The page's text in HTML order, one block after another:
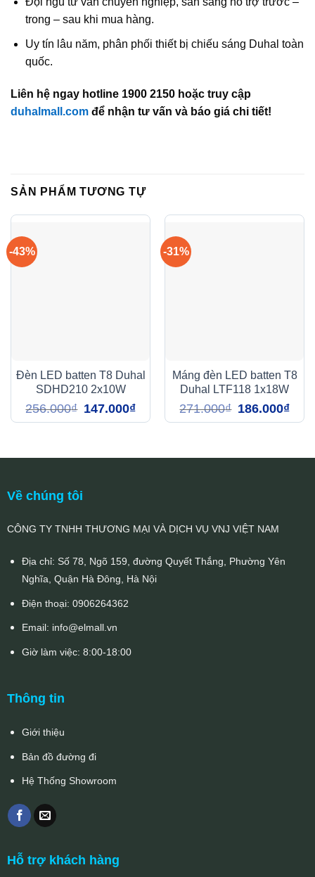
trong – sau khi mua hàng.
Uy tín lâu năm, phân phối thiết bị chiếu sáng Duhal toàn
quốc.
Liên hệ ngay hotline 1900 2150 hoặc truy cập
duhalmall.com để nhận tư vấn và báo giá chi tiết!
SẢN PHẨM TƯƠNG TỰ
-43%
Đèn LED batten T8 Duhal
SDHD210 2x10W
256.000₫
Giá
gốc
là:
147.000₫Giá
tại
-31%
Máng đèn LED batten T8
Duhal LTF118 1x18W
271.000₫
Giá
gốc
là:
186.000₫Giá
tại
Về chúng tôi
CÔNG TY TNHH THƯƠNG MẠI VÀ DỊCH VỤ VNJ VIỆT NAM
Địa chỉ: Số 78, Ngõ 159, đường Quyết Thắng, Phường Yên
Nghĩa, Quận Hà Đông, Hà Nội
Điện thoại: 0906264362
Email: info@elmall.vn
Giờ làm việc: 8:00-18:00
Thông tin
Giới thiệu
Bản đồ đường đi
Hệ Thống Showroom
Hỗ trợ khách hàng